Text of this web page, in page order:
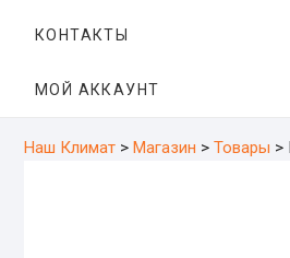
КОНТАКТЫ
МОЙ АККАУНТ
Наш Климат > Магазин > Товары >